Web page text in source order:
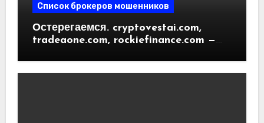
Список брокеров мошенников
Остерегаемся. cryptovestai.com,
tradeaone.com, rockiefinance.com —